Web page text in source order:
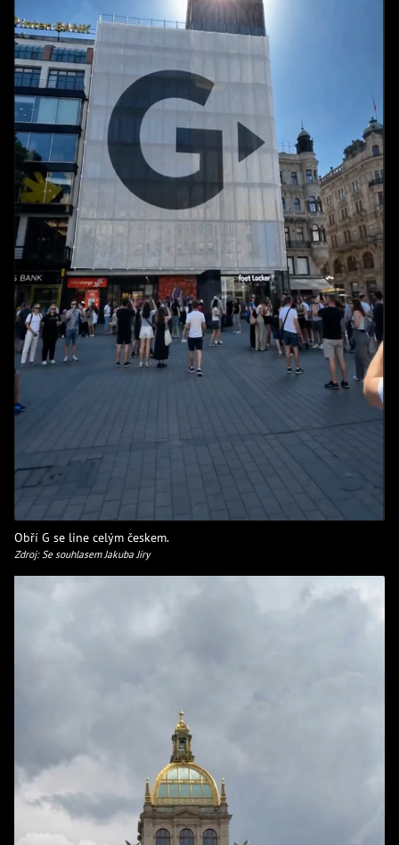
Obří G se line celým českem.
Zdroj: Se souhlasem Jakuba Jíry